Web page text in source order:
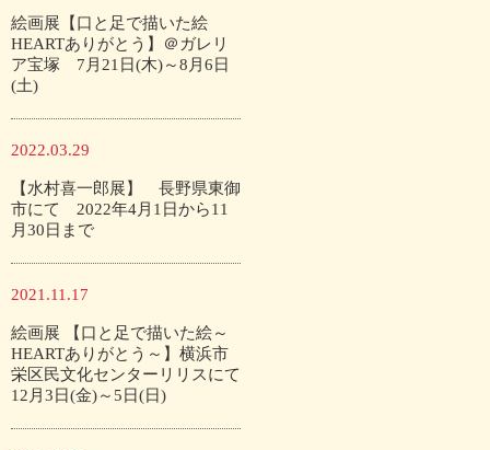
絵画展【口と足で描いた絵
HEARTありがとう】＠ガレリ
ア宝塚 7月21日(木)～8月6日
(土)
2022.03.29
【水村喜一郎展】 長野県東御
市にて 2022年4月1日から11
月30日まで
2021.11.17
絵画展 【口と足で描いた絵～
HEARTありがとう～】横浜市
栄区民文化センターリリスにて
12月3日(金)～5日(日)